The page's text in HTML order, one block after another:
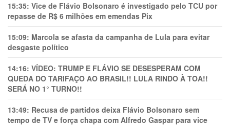
15:35: Vice de Flávio Bolsonaro é investigado pelo TCU por
repasse de R$ 6 milhões em emendas Pix
15:09: Marcola se afasta da campanha de Lula para evitar
desgaste político
14:16: VÍDEO: TRUMP E FLÁVIO SE DESESPERAM COM
QUEDA DO TARIFAÇO AO BRASIL!! LULA RINDO À TOA!!
SERÁ NO 1° TURNO!!
13:49: Recusa de partidos deixa Flávio Bolsonaro sem
tempo de TV e força chapa com Alfredo Gaspar para vice